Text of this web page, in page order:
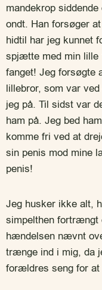
mandekrop
ondt. Han forsøger
hidtil har jeg kunnet
spjætte med min lille
fanget! Jeg forsøgte
lillebror, som var
jeg på. Til sidst var
ham på. Jeg bed
komme fri ved at
sin penis mod mine
penis!
Jeg husker ikke alt,
simpelthen fortrængt
hændelsen nævnt
trænge ind i mig, da
forældres seng for